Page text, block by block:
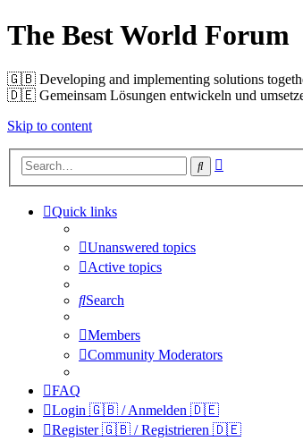
The Best World Forum
🇬🇧️ Developing and implementing solutions
🇩🇪️ Gemeinsam Lösungen entwickeln und
Skip to content
Search
Quick links
Unanswered topics
Active topics
Search
Members
Community Moderators
FAQ
Login 🇬🇧 / Anmelden 🇩🇪
Register 🇬🇧 / Registrieren 🇩🇪